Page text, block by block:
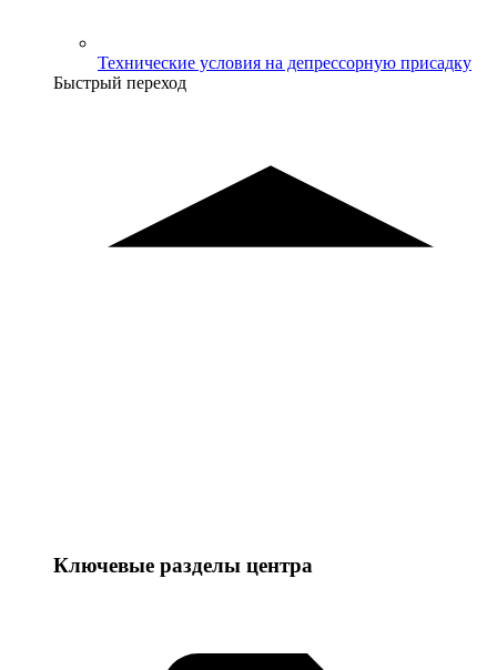
Технические условия на депрессорную присадку
Быстрый переход
Ключевые разделы центра